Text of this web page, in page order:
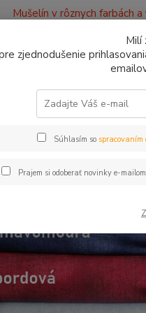
Mušelín v rôznych farbách
Zbytkové kúsky Teplákovina uni
uni
Milí
zjednodušenie
Súhlasím so spracovaním
Prajem si odoberať novinky e-